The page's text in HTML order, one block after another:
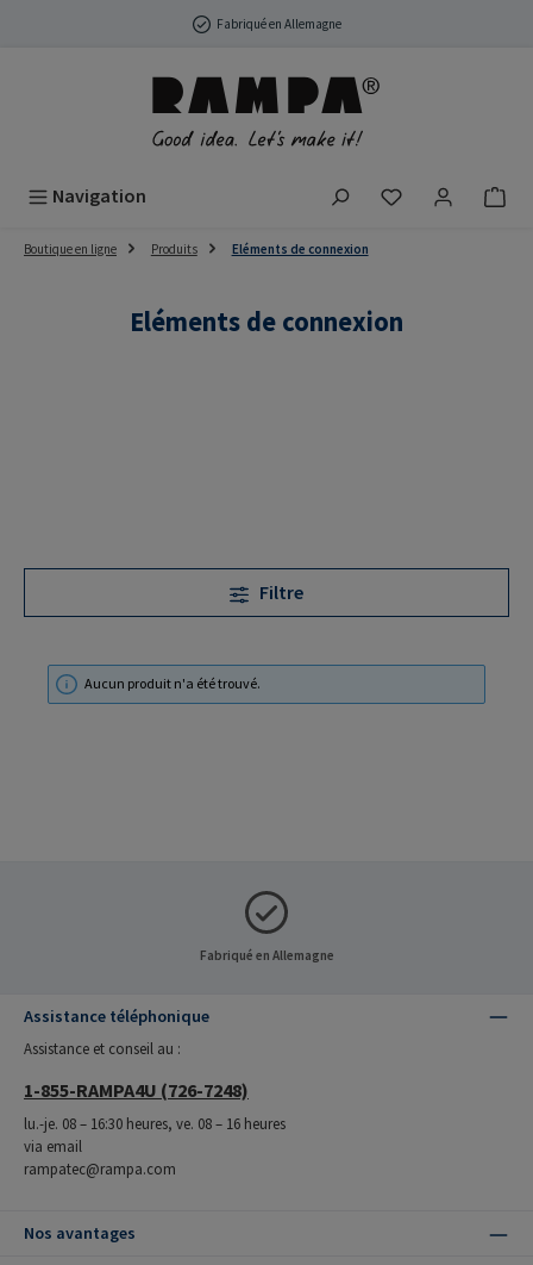
Passer au contenu principalFabriqué en Allemagne
Navigation Vous avez 0
Boutique en ligne Produits Eléments de connexion
Eléments de connexion
Filtre
Aucun produit n'a été trouvé.
Fabriqué en Allemagne
Assistance téléphonique
Assistance et conseil au :
1-855-RAMPA4U (726-7248)
lu.-je. 08 – 16:30 heures, ve. 08 – 16 heures
via email
rampatec@rampa.com
Nos avantages